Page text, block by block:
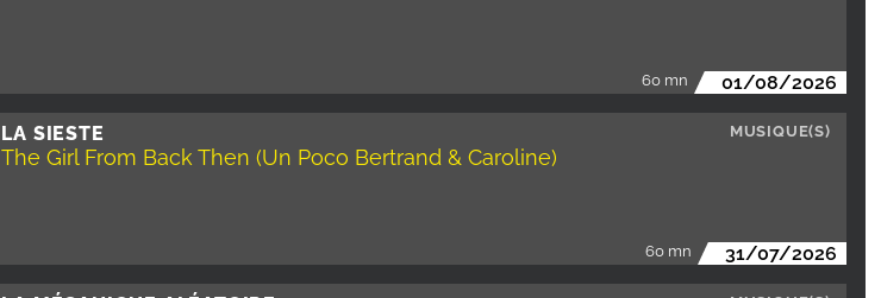
60 mn 01/08/2026
LA SIESTE
The Girl From Back Then (Un Poco Bertrand & Caroline)
MUSIQUE(S)
60 mn 31/07/2026